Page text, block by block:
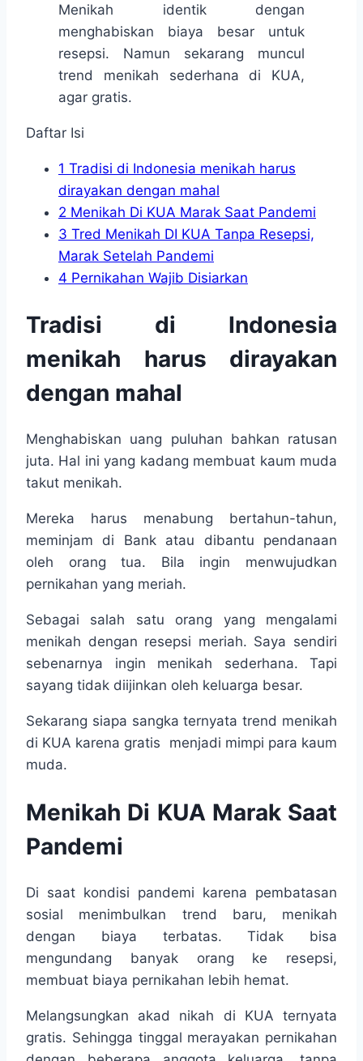
Menikah identik dengan
menghabiskan biaya besar untuk
resepsi. Namun sekarang muncul
trend menikah sederhana di KUA,
agar gratis.
Daftar Isi
1 Tradisi di Indonesia menikah harus
dirayakan dengan mahal
2 Menikah Di KUA Marak Saat Pandemi
3 Tred Menikah DI KUA Tanpa Resepsi,
Marak Setelah Pandemi
4 Pernikahan Wajib Disiarkan
Tradisi di Indonesia
menikah harus dirayakan
dengan mahal
Menghabiskan uang puluhan bahkan ratusan
juta. Hal ini yang kadang membuat kaum muda
takut menikah.
Mereka harus menabung bertahun-tahun,
meminjam di Bank atau dibantu pendanaan
oleh orang tua. Bila ingin menwujudkan
pernikahan yang meriah.
Sebagai salah satu orang yang mengalami
menikah dengan resepsi meriah. Saya sendiri
sebenarnya ingin menikah sederhana. Tapi
sayang tidak diijinkan oleh keluarga besar.
Sekarang siapa sangka ternyata trend menikah
di KUA karena gratis menjadi mimpi para kaum
muda.
Menikah Di KUA Marak Saat
Pandemi
Di saat kondisi pandemi karena pembatasan
sosial menimbulkan trend baru, menikah
dengan biaya terbatas. Tidak bisa
mengundang banyak orang ke resepsi,
membuat biaya pernikahan lebih hemat.
Melangsungkan akad nikah di KUA ternyata
gratis. Sehingga tinggal merayakan pernikahan